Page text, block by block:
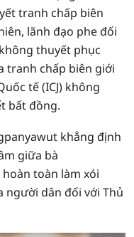
tranh chấp biên
lãnh đạo phe đối
thuyết phục
tranh chấp biên giới
tế (ICJ) không
bất đồng.
khẳng định
giữa bà
hoàn toàn làm xói
người dân đối với Thủ